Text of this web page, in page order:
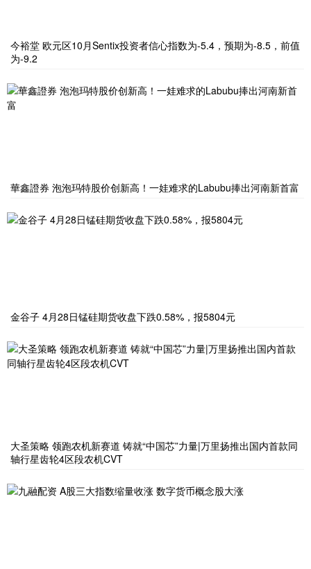
今裕堂 欧元区10月Sentix投资者信心指数为-5.4，预期为-8.5，前值
为-9.2
華鑫證券 泡泡玛特股价创新高！一娃难求的Labubu捧出河南新首富
金谷子 4月28日锰硅期货收盘下跌0.58%，报5804元
大圣策略 领跑农机新赛道 铸就“中国芯”力量|万里扬推出国内首款同
轴行星齿轮4区段农机CVT